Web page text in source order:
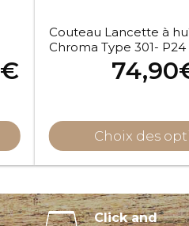
€Plage
49,00€
à
59,00€
Couteau Lancette à
Chroma Type 301- P24
74,90
Choix des
Click and